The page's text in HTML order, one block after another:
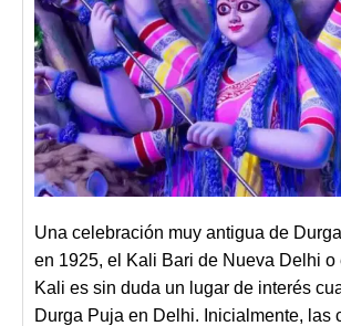
Una celebración muy antigua de
en 1925, el Kali Bari de Nueva Delhi o
Kali es sin duda un lugar de interés
Durga Puja en Delhi. Inicialmente, las